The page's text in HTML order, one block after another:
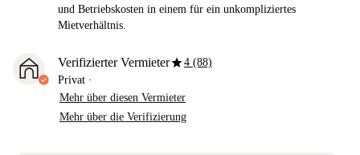
und Betriebskosten in einem für ein unkompliziertes
Mietverhältnis.
Verifizierter Vermieterstar4 (88)
Privat ·
Mehr über diesen Vermieter
Mehr über die Verifizierung